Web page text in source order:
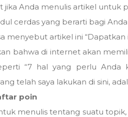
jika Anda menulis artikel untuk
cerdas yang berarti bagi
menyebut artikel ini “Dapatkan
bahwa di internet akan
“7 hal yang perlu Anda
telah saya lakukan di sini,
poin
menulis tentang suatu